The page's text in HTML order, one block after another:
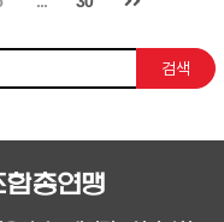
검색